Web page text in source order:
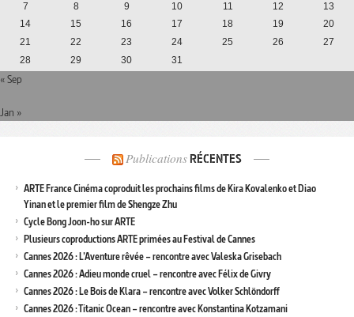
7
8 9 10 11 12
13
14
15 16 17 18 19
20
21
22 23 24 25 26
27
28
29 30 31
« Sep
Jan »
Publications RÉCENTES
ARTE France Cinéma coproduit les prochains films de Kira Kovalenko et Diao
Yinan et le premier film de Shengze Zhu
Cycle Bong Joon-ho sur ARTE
Plusieurs coproductions ARTE primées au Festival de Cannes
Cannes 2026 : L’Aventure rêvée – rencontre avec Valeska Grisebach
Cannes 2026 : Adieu monde cruel – rencontre avec Félix de Givry
Cannes 2026 : Le Bois de Klara – rencontre avec Volker Schlöndorff
Cannes 2026 : Titanic Ocean – rencontre avec Konstantina Kotzamani